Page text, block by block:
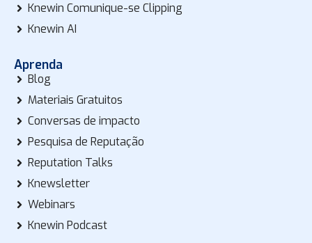
Knewin Comunique-se Clipping
Knewin AI
Aprenda
Blog
Materiais Gratuitos
Conversas de impacto
Pesquisa de Reputação
Reputation Talks
Knewsletter
Webinars
Knewin Podcast